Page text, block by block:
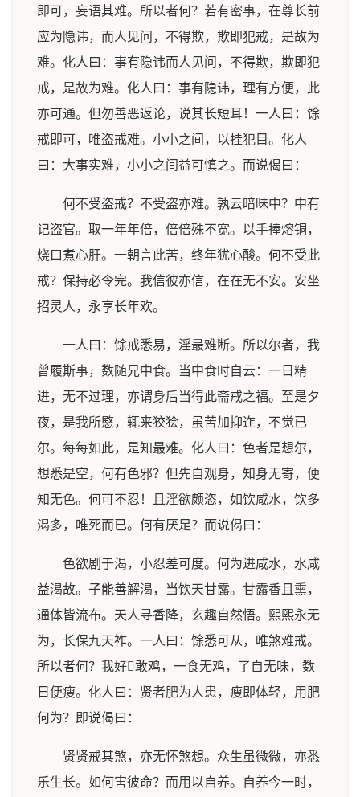
即可，妄语其难。所以者何？若有密事，在尊长前
应为隐讳，而人见问，不得欺，欺即犯戒，是故为
难。化人曰：事有隐讳而人见问，不得欺，欺即犯
戒，是故为难。化人曰：事有隐讳，理有方便，此
亦可通。但勿善恶返论，说其长短耳！一人曰：馀
戒即可，唯盗戒难。小小之间，以挂犯目。化人
曰：大事实难，小小之间益可慎之。而说偈曰：
何不受盗戒？不受盗亦难。孰云暗昧中？中有
记盗官。取一年年倍，倍倍殊不宽。以手捧熔铜，
烧口煮心肝。一朝言此苦，终年犹心酸。何不受此
戒？保持必令完。我信彼亦信，在在无不安。安坐
招灵人，永享长年欢。
一人曰：馀戒悉易，淫最难断。所以尔者，我
曾履斯事，数随兄中食。当中食时自云：一日精
进，无不过理，亦谓身后当得此斋戒之福。至是夕
夜，是我所愍，辄来狡狯，虽苦加抑迮，不觉已
尔。每每如此，是知最难。化人曰：色者是想尔，
想悉是空，何有色邪？但先自观身，知身无寄，便
知无色。何可不忍！且淫欲颇恣，如饮咸水，饮多
渴多，唯死而已。何有厌足？而说偈曰：
色欲剧于渴，小忍差可度。何为进咸水，水咸
益渴故。子能善解渴，当饮天甘露。甘露香且熏，
通体皆流布。天人寻香降，玄趣自然悟。熙熙永无
为，长保九天祚。一人曰：馀悉可从，唯煞难戒。
所以者何？我好敢鸡，一食无鸡，了自无味，数
日便瘦。化人曰：贤者肥为人患，瘦即体轻，用肥
何为？即说偈曰：
贤贤戒其煞，亦无怀煞想。众生虽微微，亦悉
乐生长。如何害彼命？而用以自养。自养今一时，